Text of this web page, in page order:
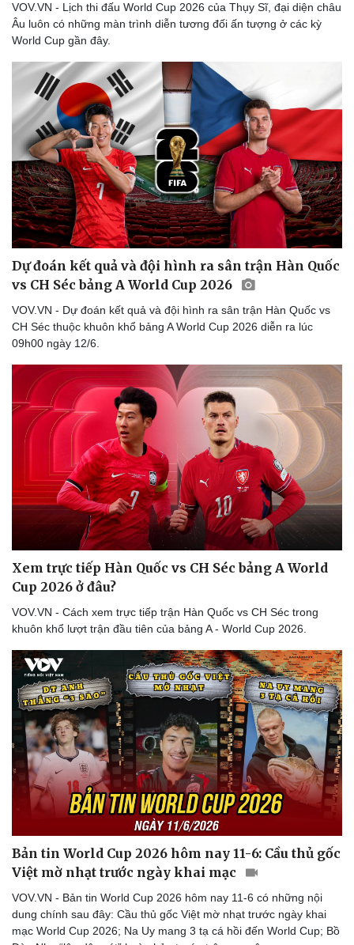
Lịch thi đấu bóng đá
Thế giới thể thao
eSports
Hậu trường
Xe máy
Tư vấn
Doanh nghiệp Công nghệ
VOV.VN - Lịch thi đấu World Cup 2026 của Thụy Sĩ, đại diện châu
Âu luôn có những màn trình diễn tương đối ấn tượng ở các kỳ
World Cup gần đây.
Dự đoán kết quả và đội hình ra sân trận Hàn Quốc
vs CH Séc bảng A World Cup 2026
VOV.VN - Dự đoán kết quả và đội hình ra sân trận Hàn Quốc vs
CH Séc thuộc khuôn khổ bảng A World Cup 2026 diễn ra lúc
09h00 ngày 12/6.
Xem trực tiếp Hàn Quốc vs CH Séc bảng A World
Cup 2026 ở đâu?
VOV.VN - Cách xem trực tiếp trận Hàn Quốc vs CH Séc trong
khuôn khổ lượt trận đầu tiên của bảng A - World Cup 2026.
Bản tin World Cup 2026 hôm nay 11-6: Cầu thủ gốc
Việt mờ nhạt trước ngày khai mạc
VOV.VN - Bản tin World Cup 2026 hôm nay 11-6 có những nội
dung chính sau đây: Cầu thủ gốc Việt mờ nhạt trước ngày khai
mạc World Cup 2026; Na Uy mang 3 tạ cá hồi đến World Cup; Bồ